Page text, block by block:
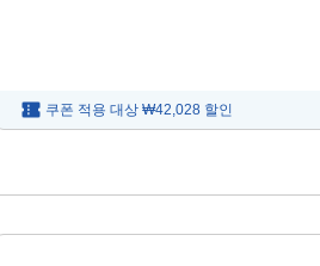
쿠폰 적용 대상 ₩42,028 할인